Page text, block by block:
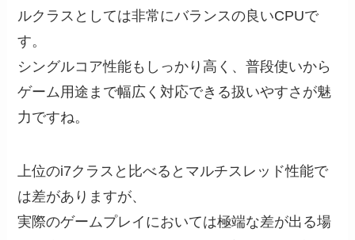
ルクラスとしては非常にバランスの良いCPUで
す。
シングルコア性能もしっかり高く、普段使いから
ゲーム用途まで幅広く対応できる扱いやすさが魅
力ですね。
上位のi7クラスと比べるとマルチスレッド性能で
は差がありますが、
実際のゲームプレイにおいては極端な差が出る場